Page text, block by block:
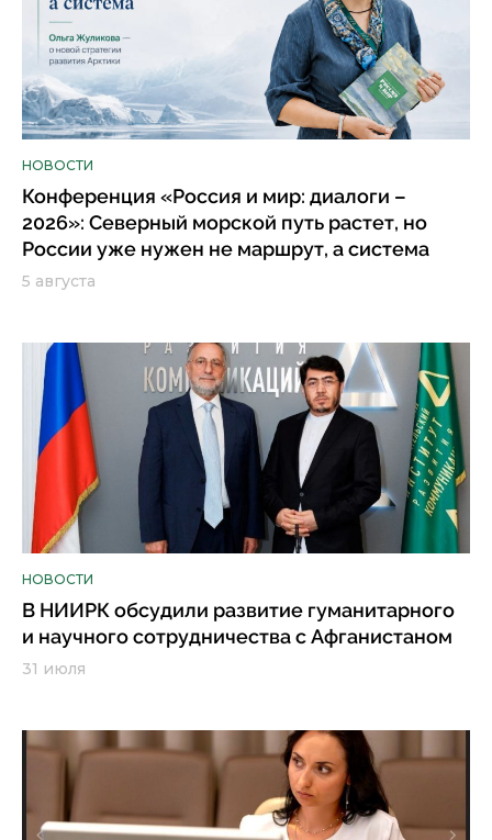
НОВОСТИ
Конференция «Россия и мир: диалоги –
2026»: Северный морской путь растет, но
России уже нужен не маршрут, а система
5 августа
НОВОСТИ
В НИИРК обсудили развитие гуманитарного
и научного сотрудничества с Афганистаном
31 июля